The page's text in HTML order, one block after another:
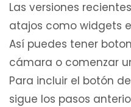
Las versiones
atajos como widgets
Así puedes tener
cámara o comenzar
Para incluir el botón
sigue los pasos